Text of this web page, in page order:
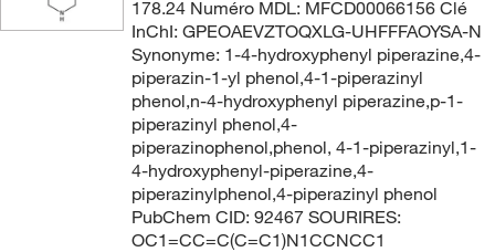
178.24 Numéro MDL: MFCD00066156 Clé
InChI: GPEOAEVZTOQXLG-UHFFFAOYSA-N
Synonyme: 1-4-hydroxyphenyl piperazine,4-
piperazin-1-yl phenol,4-1-piperazinyl
phenol,n-4-hydroxyphenyl piperazine,p-1-
piperazinyl phenol,4-
piperazinophenol,phenol, 4-1-piperazinyl,1-
4-hydroxyphenyl-piperazine,4-
piperazinylphenol,4-piperazinyl phenol
PubChem CID: 92467 SOURIRES:
OC1=CC=C(C=C1)N1CCNCC1